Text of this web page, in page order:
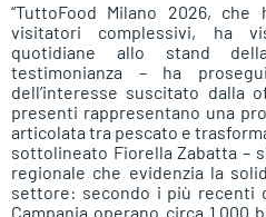
“TuttoFood Milano 2026,
visitatori complessivi, ha
quotidiane allo stand
testimonianza – ha
dell’interesse suscitato dalla
presenti rappresentano una
articolata tra pescato e
sottolineato Fiorella Zabatta –
regionale che evidenzia la
settore: secondo i più recenti
Campania operano circa